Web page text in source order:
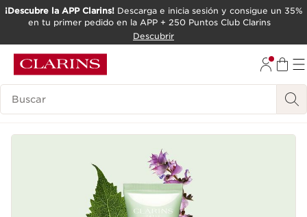
IR AL CONTENIDO
¡Descubre la APP Clarins!Descarga e inicia sesión y consigue un 35%
en tu primer pedido en la APP + 250 Puntos Club Clarins
Descubrir
Leyenda